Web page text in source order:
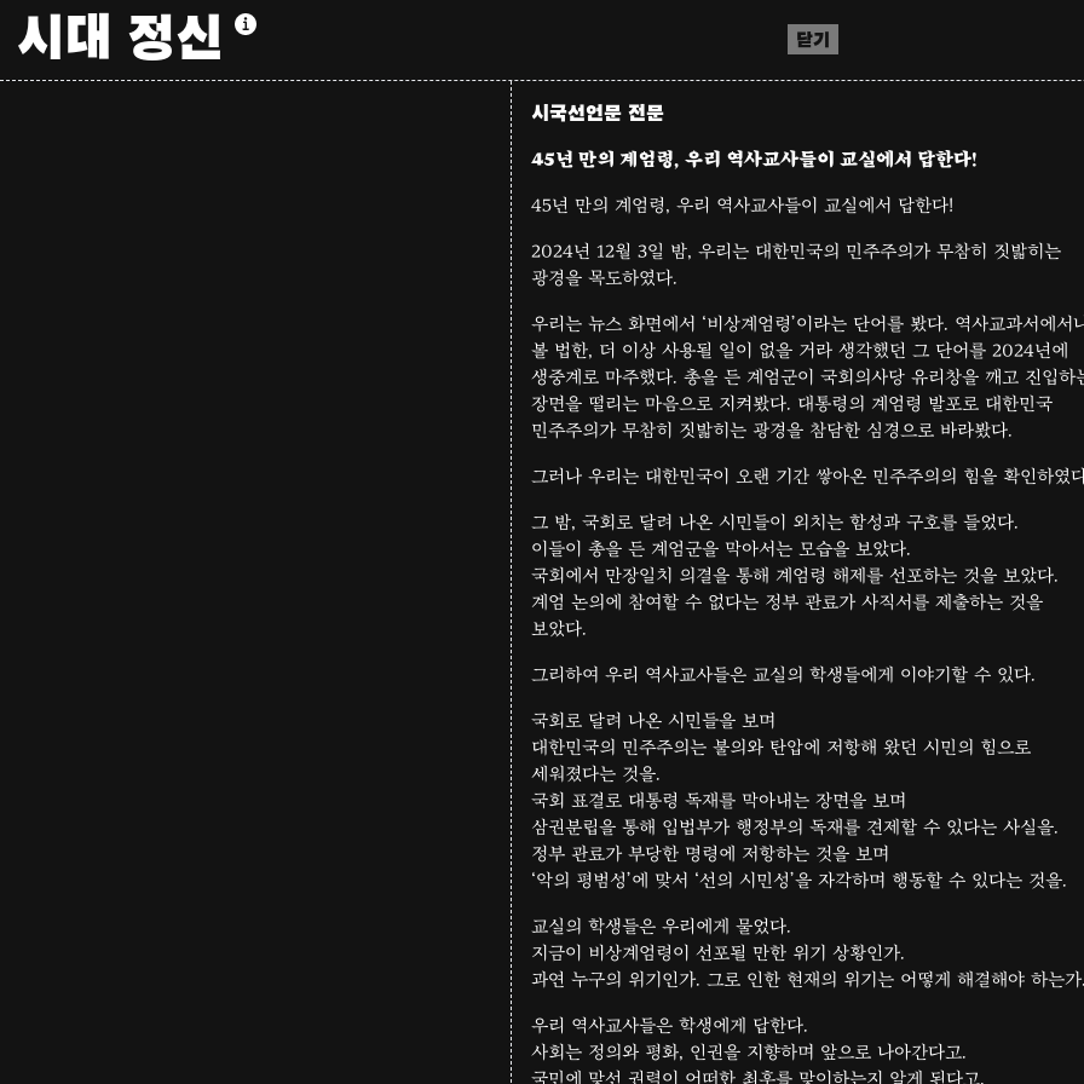
시대 정신 닫기
시국선언문 전문
45년 만의 계엄령, 우리 역사교사들이 교실에서 답한다!
45년 만의 계엄령, 우리 역사교사들이 교실에서 답한다!
2024년 12월 3일 밤, 우리는 대한민국의 민주주의가 무참히 짓밟히는
광경을 목도하였다.
우리는 뉴스 화면에서 ‘비상계엄령’이라는 단어를 봤다. 역사교과서에서
볼 법한, 더 이상 사용될 일이 없을 거라 생각했던 그 단어를 2024년에
생중계로 마주했다. 총을 든 계엄군이 국회의사당 유리창을 깨고 진입하
장면을 떨리는 마음으로 지켜봤다. 대통령의 계엄령 발포로 대한민국
민주주의가 무참히 짓밟히는 광경을 참담한 심경으로 바라봤다.
그러나 우리는 대한민국이 오랜 기간 쌓아온 민주주의의 힘을 확인하였
그 밤, 국회로 달려 나온 시민들이 외치는 함성과 구호를 들었다.
이들이 총을 든 계엄군을 막아서는 모습을 보았다.
국회에서 만장일치 의결을 통해 계엄령 해제를 선포하는 것을 보았다.
계엄 논의에 참여할 수 없다는 정부 관료가 사직서를 제출하는 것을
보았다.
그리하여 우리 역사교사들은 교실의 학생들에게 이야기할 수 있다.
국회로 달려 나온 시민들을 보며
대한민국의 민주주의는 불의와 탄압에 저항해 왔던 시민의 힘으로
세워졌다는 것을.
국회 표결로 대통령 독재를 막아내는 장면을 보며
삼권분립을 통해 입법부가 행정부의 독재를 견제할 수 있다는 사실을.
정부 관료가 부당한 명령에 저항하는 것을 보며
‘악의 평범성’에 맞서 ‘선의 시민성’을 자각하며 행동할 수 있다는 것을.
교실의 학생들은 우리에게 물었다.
지금이 비상계엄령이 선포될 만한 위기 상황인가.
과연 누구의 위기인가. 그로 인한 현재의 위기는 어떻게 해결해야 하는
우리 역사교사들은 학생에게 답한다.
사회는 정의와 평화, 인권을 지향하며 앞으로 나아간다고.
국민에 맞선 권력이 어떠한 최후를 맞이하는지 알게 된다고.